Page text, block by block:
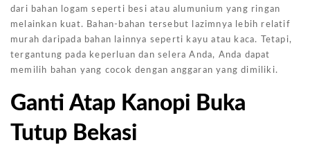
dari bahan logam seperti besi atau alumunium yang ringan
melainkan kuat. Bahan-bahan tersebut lazimnya lebih relatif
murah daripada bahan lainnya seperti kayu atau kaca. Tetapi,
tergantung pada keperluan dan selera Anda, Anda dapat
memilih bahan yang cocok dengan anggaran yang dimiliki.
Ganti Atap Kanopi Buka
Tutup Bekasi